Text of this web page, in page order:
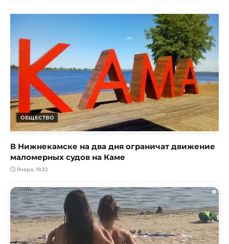
ОБЩЕСТВО
В Нижнекамске на два дня ограничат движение
маломерных судов на Каме
Вчера, 18:32
i